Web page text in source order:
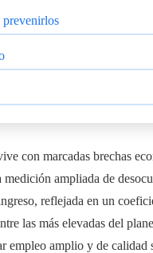
prevenirlos
con marcadas brechas
ampliada de
reflejada en un
las más elevadas del
empleo amplio y de